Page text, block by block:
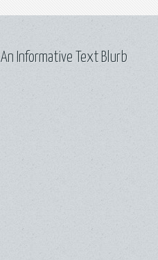
An Informative Text Blurb